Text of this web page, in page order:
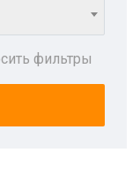
фильтры